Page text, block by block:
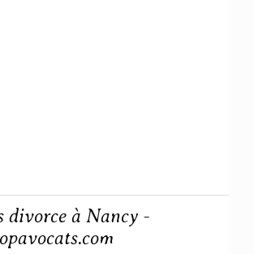
divorce à Nancy -